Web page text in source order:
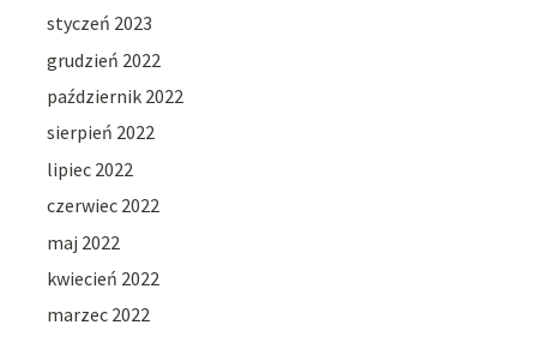
styczeń 2023
grudzień 2022
październik 2022
sierpień 2022
lipiec 2022
czerwiec 2022
maj 2022
kwiecień 2022
marzec 2022